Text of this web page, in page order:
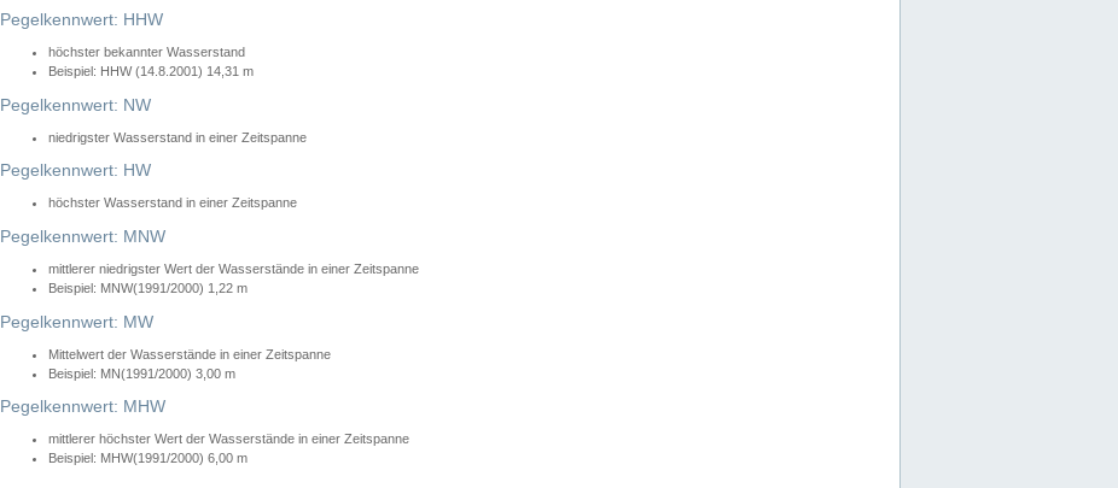
Pegelkennwert: HHW
höchster bekannter Wasserstand
Beispiel: HHW (14.8.2001) 14,31 m
Pegelkennwert: NW
niedrigster Wasserstand in einer Zeitspanne
Pegelkennwert: HW
höchster Wasserstand in einer Zeitspanne
Pegelkennwert: MNW
mittlerer niedrigster Wert der Wasserstände in einer Zeitspanne
Beispiel: MNW(1991/2000) 1,22 m
Pegelkennwert: MW
Mittelwert der Wasserstände in einer Zeitspanne
Beispiel: MN(1991/2000) 3,00 m
Pegelkennwert: MHW
mittlerer höchster Wert der Wasserstände in einer Zeitspanne
Beispiel: MHW(1991/2000) 6,00 m